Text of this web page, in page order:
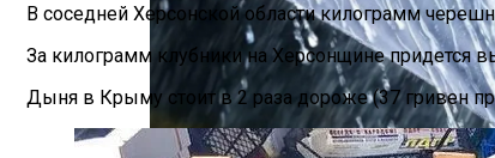
В соседней Херсонской области килограмм
За килограмм клубники на Херсонщине придется
Дыня в Крыму стоит в 2 раза дороже (37 гривен